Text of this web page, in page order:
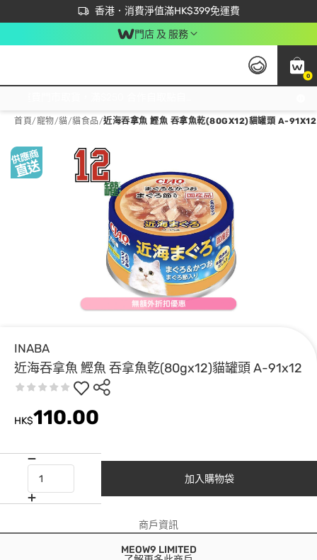
香港．消費淨值滿HK$399免運費
立即成為易賞錢會員盡享獨家優惠
首次APP下單買滿$450 輸入 NEWAPP 即減$50
門店 及 服務
0
首頁/寵物/貓/貓食品/近海吞拿魚 鰹魚 吞拿魚乾(80GX12)貓罐頭 A-91X12
INABA
近海吞拿魚 鰹魚 吞拿魚乾(80gx12)貓罐頭 A-91x12
HK$110.00
加入購物袋
商戶資訊
MEOW9 LIMITED